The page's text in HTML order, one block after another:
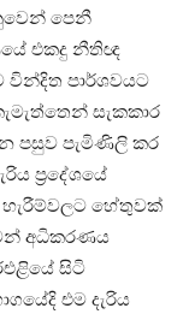
පෙනී
එකදු නීතිඥ
පාර්ශවයට
සැකකාර
පසුව පැමිණිලි කර
ප්‍රදේශයේ
හේතුවක්
අධිකරණය
සිටි
එම දැරිය